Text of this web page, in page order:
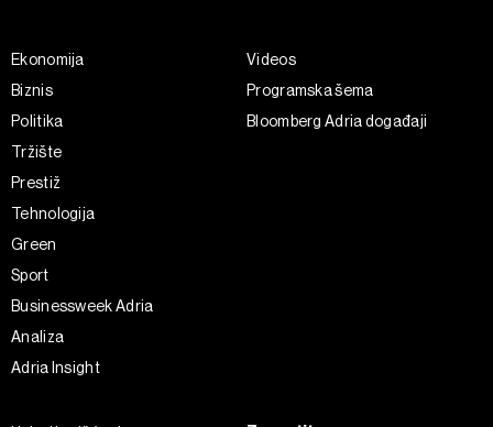
Ekonomija
Biznis
Politika
Tržište
Prestiž
Tehnologija
Green
Sport
Businessweek Adria
Analiza
Adria Insight
Videos
Programska šema
Bloomberg Adria događaji